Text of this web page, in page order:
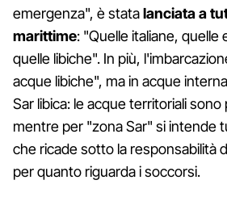
emergenza", è statalanciata a
marittime: "Quelle italiane, quelle
quelle libiche". In più,
acque libiche", ma in acque
Sar libica: le acque territoriali
mentre per "zona Sar" si intende
che ricade sotto la responsabilità
per quanto riguarda i soccorsi.